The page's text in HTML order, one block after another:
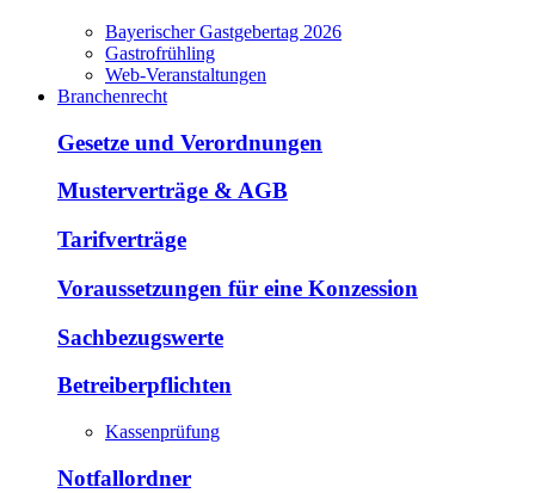
Bayerischer Gastgebertag 2026
Gastrofrühling
Web-Veranstaltungen
Branchenrecht
Gesetze und Verordnungen
Musterverträge & AGB
Tarifverträge
Voraussetzungen für eine Konzession
Sachbezugswerte
Betreiberpflichten
Kassenprüfung
Notfallordner